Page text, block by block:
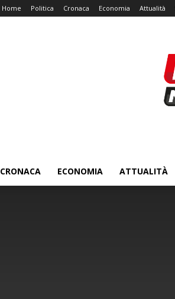
Home Politica Cronaca Economia Attualità
CRONACA ECONOMIA ATTUALITÀ